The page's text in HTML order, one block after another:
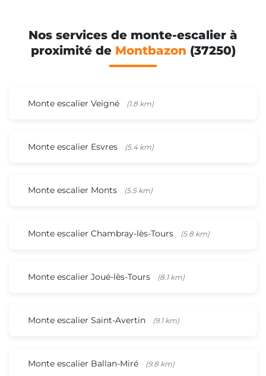
Nos services de monte-escalier à
proximité de Montbazon (37250)
Monte escalier Veigné (1.8 km)
Monte escalier Esvres (5.4 km)
Monte escalier Monts (5.5 km)
Monte escalier Chambray-lès-Tours (5.8 km)
Monte escalier Joué-lès-Tours (8.1 km)
Monte escalier Saint-Avertin (9.1 km)
Monte escalier Ballan-Miré (9.8 km)